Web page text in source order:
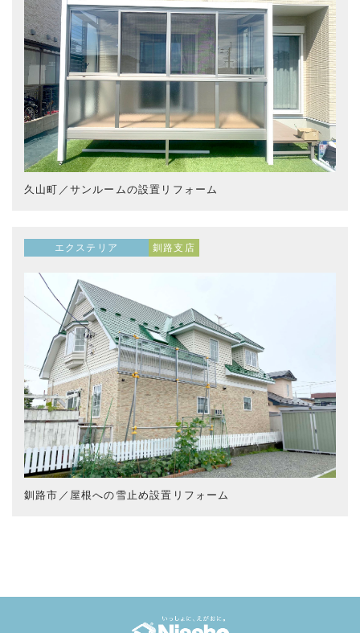
久山町／サンルームの設置リフォーム
エクステリア 釧路支店
釧路市／屋根への雪止め設置リフォーム